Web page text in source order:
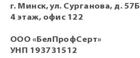
г. Минск, ул. Сурганова, д. 57Б
4 этаж, офис 122
ООО «БелПрофСерт»
УНП 193731512